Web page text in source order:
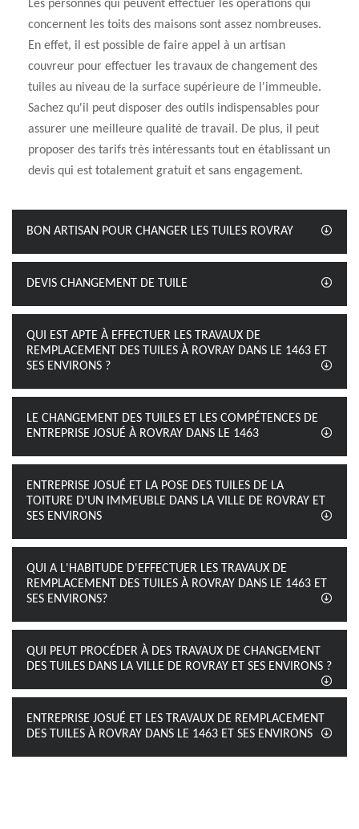
Les personnes qui peuvent effectuer les opérations qui
concernent les toits des maisons sont assez nombreuses.
En effet, il est possible de faire appel à un artisan
couvreur pour effectuer les travaux de changement des
tuiles au niveau de la surface supérieure de l'immeuble.
Sachez qu'il peut disposer des outils indispensables pour
assurer une meilleure qualité de travail. De plus, il peut
proposer des tarifs très intéressants tout en établissant un
devis qui est totalement gratuit et sans engagement.
BON ARTISAN POUR CHANGER LES TUILES ROVRAY
DEVIS CHANGEMENT DE TUILE
QUI EST APTE À EFFECTUER LES TRAVAUX DE
REMPLACEMENT DES TUILES À ROVRAY DANS LE 1463 ET
SES ENVIRONS ?
LE CHANGEMENT DES TUILES ET LES COMPÉTENCES DE
ENTREPRISE JOSUÉ À ROVRAY DANS LE 1463
ENTREPRISE JOSUÉ ET LA POSE DES TUILES DE LA
TOITURE D'UN IMMEUBLE DANS LA VILLE DE ROVRAY ET
SES ENVIRONS
QUI A L'HABITUDE D'EFFECTUER LES TRAVAUX DE
REMPLACEMENT DES TUILES À ROVRAY DANS LE 1463 ET
SES ENVIRONS?
QUI PEUT PROCÉDER À DES TRAVAUX DE CHANGEMENT
DES TUILES DANS LA VILLE DE ROVRAY ET SES ENVIRONS ?
ENTREPRISE JOSUÉ ET LES TRAVAUX DE REMPLACEMENT
DES TUILES À ROVRAY DANS LE 1463 ET SES ENVIRONS